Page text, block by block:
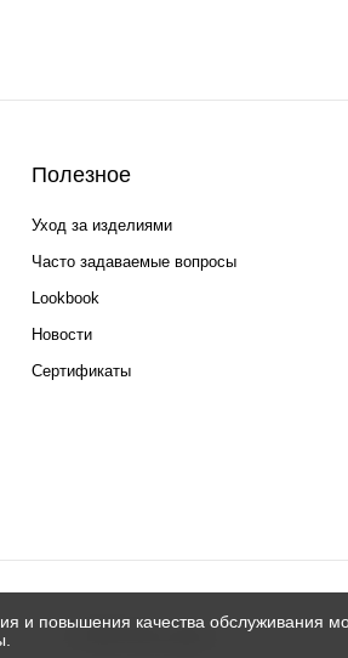
Полезное
Уход за изделиями
Часто задаваемые вопросы
Lookbook
Новости
Сертификаты
и повышения качества обслуживания